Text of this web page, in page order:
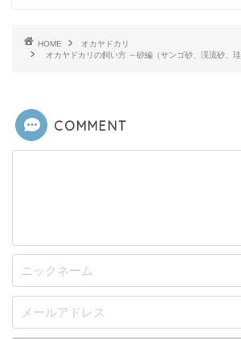
HOME
オカヤドカリ
オカヤドカリの飼い方 ～砂編（サンゴ砂、渓流砂、
COMMENT